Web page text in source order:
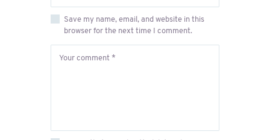
Save my name, email, and website in this
browser for the next time I comment.